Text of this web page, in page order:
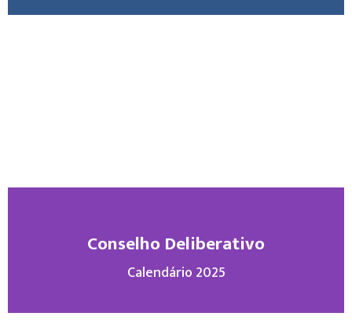
Conselho Deliberativo
Calendário 2025